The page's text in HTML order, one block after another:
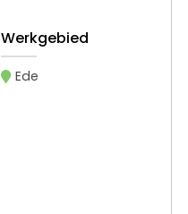
Werkgebied
Ede